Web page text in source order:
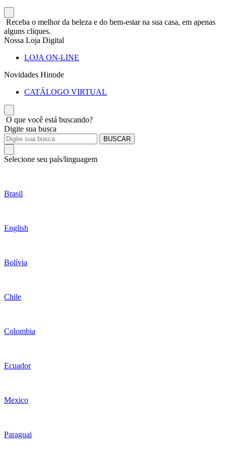
Receba o melhor da beleza e do bem-estar na sua casa, em apenas
alguns cliques.
Nossa Loja Digital
LOJA ON-LINE
Novidades Hinode
CATÁLOGO VIRTUAL
O que você está buscando?
Digite sua busca
BUSCAR
Selecione seu país/linguagem
Brasil
English
Bolívia
Chile
Colombia
Ecuador
Mexico
Paraguai